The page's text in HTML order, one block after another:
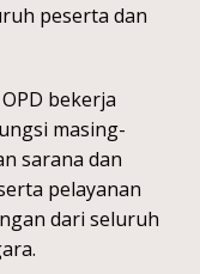
peserta dan
bekerja
masing-
sarana dan
pelayanan
dari seluruh